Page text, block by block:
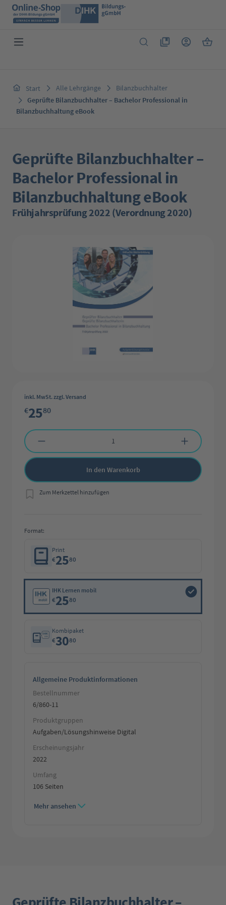
Zum Hauptinhalt springen
Du hast 0 Produkte
Start Alle Lehrgänge
Bilanzbuchhalter
Geprüfte Bilanzbuchhalter – Bachelor Professional in
Bilanzbuchhaltung eBook
Geprüfte Bilanzbuchhalter –
Bachelor Professional in
Bilanzbuchhaltung eBook
Frühjahrsprüfung 2022 (Verordnung 2020)
inkl. MwSt. zzgl. Versand
€2580
Produkt Anzahl: Gib den gewünschten Wert ein oder benutze die
In den Warenkorb
Zum Merkzettel hinzufügen
Format:
Print
€2580
IHK Lernen mobil
€2580
Kombipaket
€3080
Allgemeine Produktinformationen
Bestellnummer
6/860-11
Produktgruppen
Aufgaben/Lösungshinweise Digital
Erscheinungsjahr
2022
Umfang
106 Seiten
Mehr ansehen